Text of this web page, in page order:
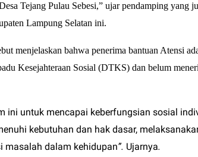
Tejang Pulau Sebesi,” ujar pendamping yang
Lampung Selatan ini.
menjelaskan bahwa penerima bantuan Atensi
Kesejahteraan Sosial (DTKS) dan belum
ini untuk mencapai keberfungsian sosial
kebutuhan dan hak dasar,
masalah dalam kehidupan”. Ujarnya.